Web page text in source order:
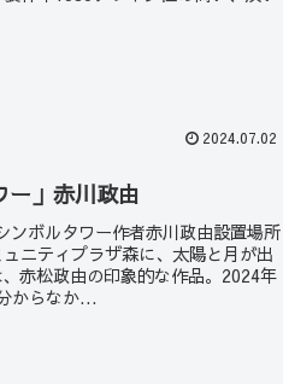
2024.07.02
ー」赤川政由
ボルタワー作者赤川政由設置場所
ニティプラザ森に、太陽と月が出
赤松政由の印象的な作品。2024年
からなか...